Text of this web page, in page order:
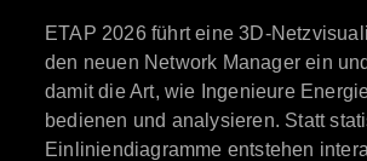
ETAP 2026 führt eine 3D-
den neuen Network Manager ein
damit die Art, wie Ingenieure
bedienen und analysieren. Statt
Einliniendiagramme entstehen